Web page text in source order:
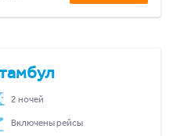
2 ночей
Включены рейсы